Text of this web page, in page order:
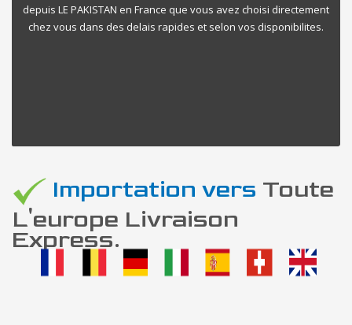
depuis LE PAKISTAN en France que vous avez choisi directement
chez vous dans des delais rapides et selon vos disponibilites.
Importation vers Toute
L'europe Livraison
Express.